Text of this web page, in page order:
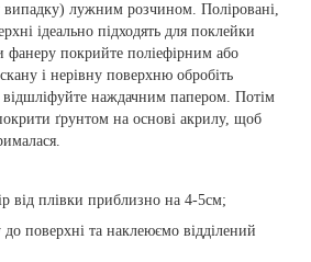
випадку) лужним розчином. Поліровані,
ідеально підходять для поклейки
покрийте поліефірним або
і нерівну поверхню обробіть
відшліфуйте наждачним папером. Потім
ґрунтом на основі акрилу, щоб
від плівки приблизно на 4-5см;
поверхні та наклеюємо відділений